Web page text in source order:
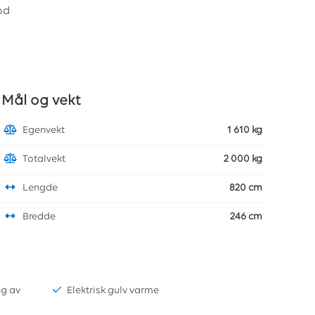
Mål og vekt
Egenvekt 1 610 kg
Totalvekt 2 000 kg
Lengde 820 cm
Bredde 246 cm
av
Elektrisk gulv varme